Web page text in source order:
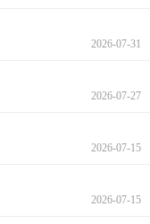
2026-07-31
2026-07-27
2026-07-15
2026-07-15